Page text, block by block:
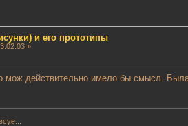
и его прототипы
»
мож действительно имело бы смысл.